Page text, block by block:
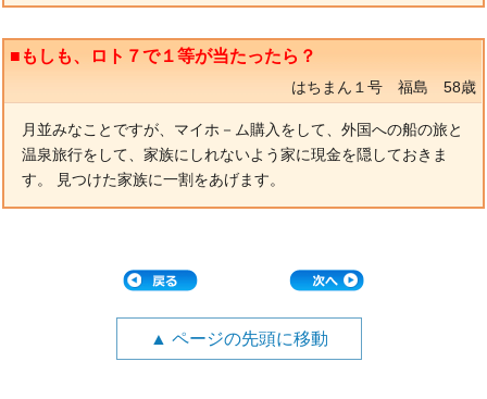
■もしも、ロト７で１等が当たったら？
はちまん１号 福島 58歳
月並みなことですが、マイホ－ム購入をして、外国への船の旅と
温泉旅行をして、家族にしれないよう家に現金を隠しておきま
す。 見つけた家族に一割をあげます。
▲ ページの先頭に移動